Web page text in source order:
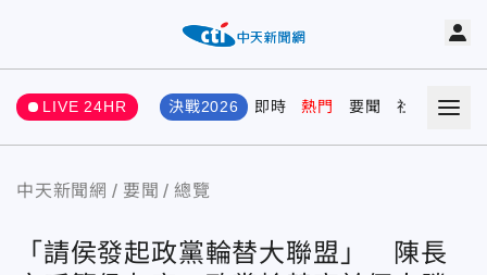
LIVE 24HR 決戰2026 即時 熱門 要聞 社會 娛樂
中天新聞網 要聞 總覽
「請侯發起政黨輪替大聯盟」 陳長